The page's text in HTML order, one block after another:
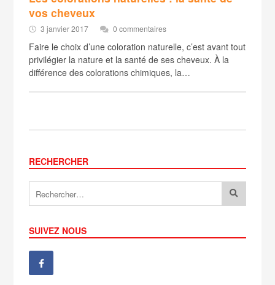
vos cheveux
3 janvier 2017 0 commentaires
Faire le choix d’une coloration naturelle, c’est avant tout
privilégier la nature et la santé de ses cheveux. À la
différence des colorations chimiques, la…
RECHERCHER
SUIVEZ NOUS